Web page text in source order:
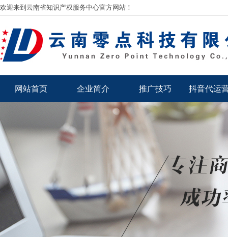
欢迎来到云南省知识产权服务中心官方网站！
网站首页 企业简介 推广技巧 抖音代运